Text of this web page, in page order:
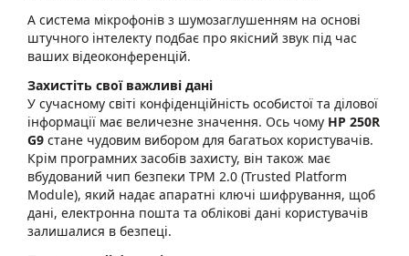
А система мікрофонів з шумозаглушенням на основі
штучного інтелекту подбає про якісний звук під час
ваших відеоконференцій.
Захистіть свої важливі дані
У сучасному світі конфіденційність особистої та ділової
інформації має величезне значення. Ось чому HP 250R
G9 стане чудовим вибором для багатьох користувачів.
Крім програмних засобів захисту, він також має
вбудований чип безпеки TPM 2.0 (Trusted Platform
Module), який надає апаратні ключі шифрування, щоб
дані, електронна пошта та облікові дані користувачів
залишалися в безпеці.